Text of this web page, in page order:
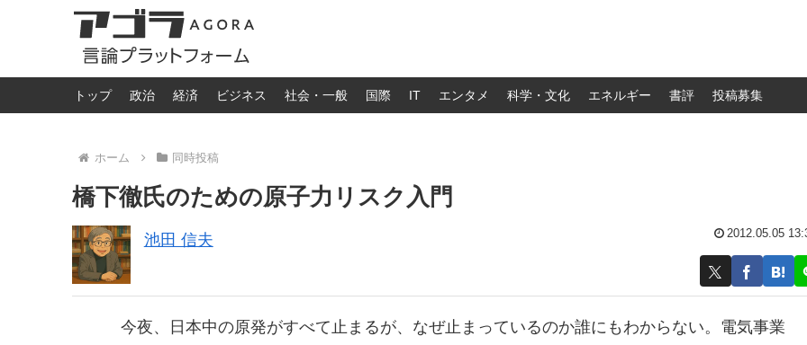
トップ 政治 経済 ビジネス 社会・一般 国際 IT エンタメ 科学・文化 エネルギー 書評 投稿募集
ホーム 同時投稿
橋下徹氏のための原子力リスク入門
池田 信夫 2012.05.05
今夜、日本中の原発がすべて止まるが、なぜ止まっているのか誰にもわからない。電気事業